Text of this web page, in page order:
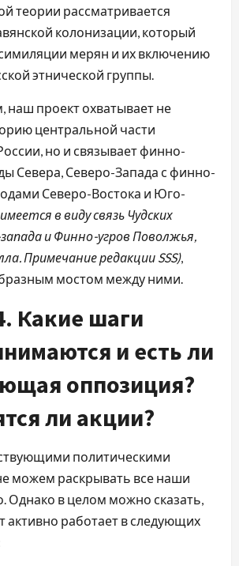
теории рассматривается
колонизации, который
мерян и их включению
этнической группы.
наш проект охватывает не
центральной части
но и связывает финно-
Севера, Северо-Запада с финно-
Северо-Востока и Юго-
в виду связь Чудских
и Финно-угров Поволжья,
Примечание редакции SSS),
мостом между ними.
Какие шаги
и есть ли
оппозиция?
ли акции?
политическими
можем раскрывать все наши
Однако в целом можно сказать,
активно работает в следующих